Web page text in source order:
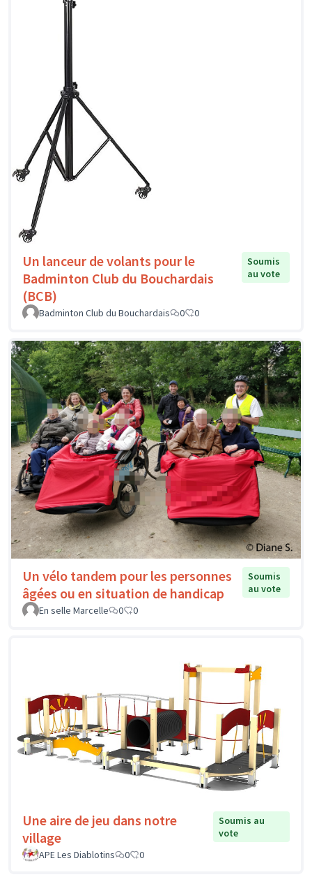
Un lanceur de volants pour le
Badminton Club du Bouchardais
(BCB)
Soumis
au vote
Badminton Club du Bouchardais 0 0
Un vélo tandem pour les personnes
âgées ou en situation de handicap
Soumis
au vote
En selle Marcelle
0 0
Une aire de jeu dans notre
village
Soumis au
vote
APE Les Diablotins
0 0